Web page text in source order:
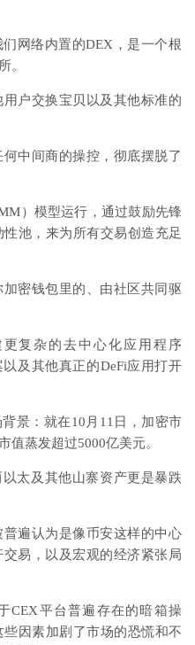
网络内置的DEX，是一个根
。
户交换宝贝以及其他标准的
中间商的操控，彻底摆脱了
）模型运行，通过鼓励先锋
池，来为所有交易创造充足
密钱包里的、由社区共同驱
复杂的去中心化应用程序
以及其他真正的DeFi应用打开
景：就在10月11日，加密市
值蒸发超过5000亿美元。
太及其他山寨资产更是暴跌
遍认为是像币安这样的中心
易，以及宏观的经济紧张局
CEX平台普遍存在的暗箱操
因素加剧了市场的恐慌和不